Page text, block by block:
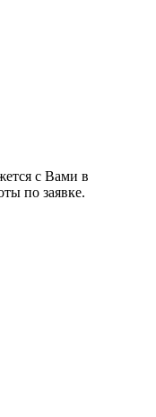
с Вами в
по заявке.